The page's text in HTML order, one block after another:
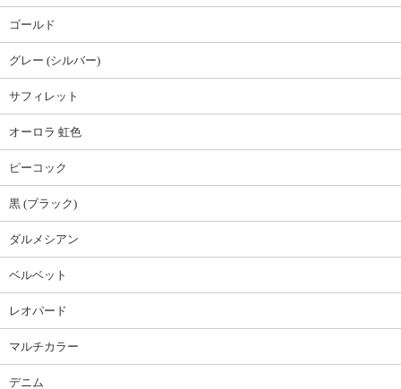
ゴールド
グレー (シルバー)
サフィレット
オーロラ 虹色
ピーコック
黒 (ブラック)
ダルメシアン
ベルベット
レオパード
マルチカラー
デニム